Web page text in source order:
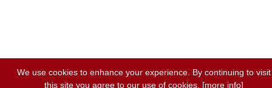
We use cookies to enhance your experience. By continuing to visit
this site you agree to our use of cookies. [more info]